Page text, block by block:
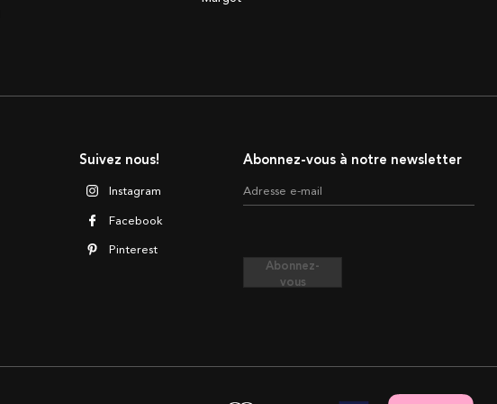
Abonnez-vous à notre newsletter
Adresse e-mail
Abonnez-
vous
Suivez nous!
Instagram
Facebook
Pinterest